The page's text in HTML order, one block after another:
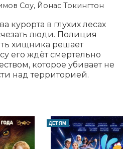
Соу, Йонас Токингтон
курорта в глухих лесах
люди. Полиция
хищника решает
его ждёт смертельно
которое убивает не
над территорией.
ДЕТЯМ